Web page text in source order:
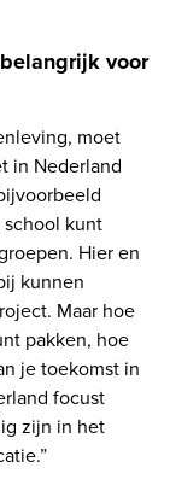
voor
moet
in Nederland
kunt
Hier en
kunnen
Maar hoe
pakken, hoe
je toekomst in
focust
zijn in het